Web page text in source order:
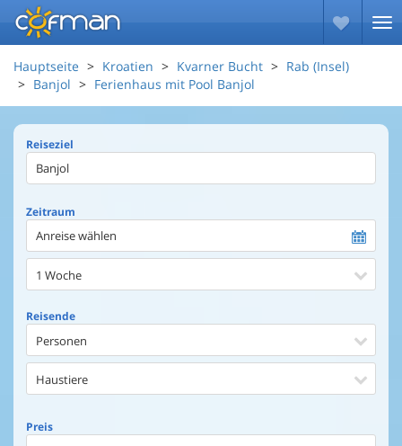
Hauptseite Kroatien Kvarner Bucht
Rab (Insel)
Banjol
Ferienhaus mit Pool Banjol
Reiseziel
Zeitraum
Anreise wählen
1 Woche
Reisende
Personen
Haustiere
Preis